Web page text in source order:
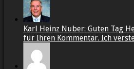
Karl Heinz Nuber: Guten Tag
für Ihren Kommentar. Ich